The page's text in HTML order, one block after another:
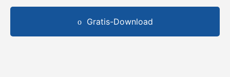
Gratis-Download